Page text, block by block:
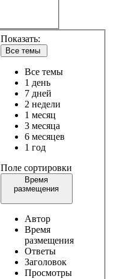
Показать:
Все темы
Все темы
1 день
7 дней
2 недели
1 месяц
3 месяца
6 месяцев
1 год
Поле сортировки
Время
размещения
Автор
Время
размещения
Ответы
Заголовок
Просмотры